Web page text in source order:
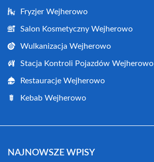
Fryzjer Wejherowo
Salon Kosmetyczny Wejherowo
Wulkanizacja Wejherowo
Stacja Kontroli Pojazdów Wejherowo
Restauracje Wejherowo
Kebab Wejherowo
NAJNOWSZE WPISY